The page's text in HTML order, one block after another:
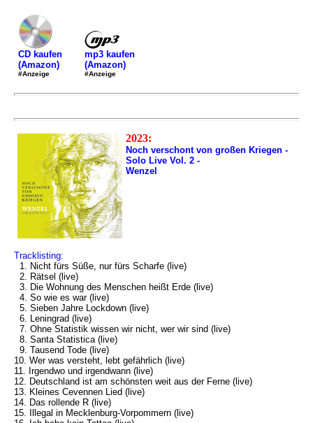
CD kaufen
(Amazon)
#Anzeige
mp3 kaufen
(Amazon)
#Anzeige
2023:
Noch verschont von großen Kriegen -
Solo Live Vol. 2 -
Wenzel
Tracklisting:
1. Nicht fürs Süße, nur fürs Scharfe (live)
2. Rätsel (live)
3. Die Wohnung des Menschen heißt Erde (live)
4. So wie es war (live)
5. Sieben Jahre Lockdown (live)
6. Leningrad (live)
7. Ohne Statistik wissen wir nicht, wer wir sind (live)
8. Santa Statistica (live)
9. Tausend Tode (live)
10. Wer was versteht, lebt gefährlich (live)
11. Irgendwo und irgendwann (live)
12. Deutschland ist am schönsten weit aus der Ferne (live)
13. Kleines Cevennen Lied (live)
14. Das rollende R (live)
15. Illegal in Mecklenburg-Vorpommern (live)